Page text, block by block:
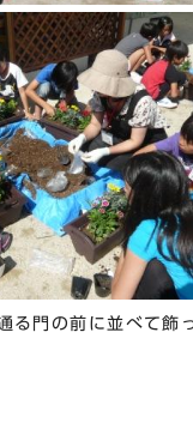
る門の前に並べて飾